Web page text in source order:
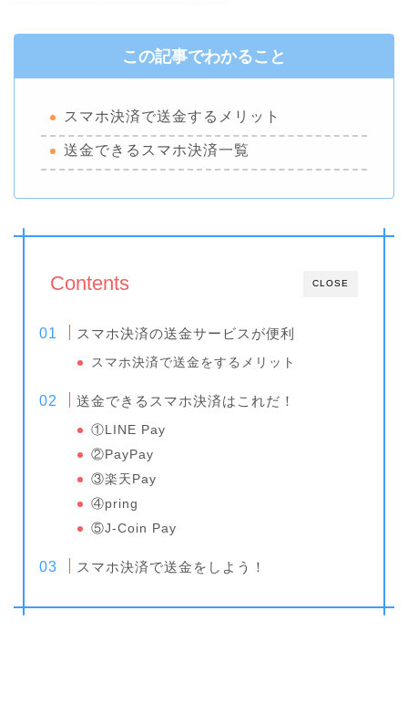
この記事でわかること
スマホ決済で送金するメリット
送金できるスマホ決済一覧
CLOSE
Contents
スマホ決済の送金サービスが便利
スマホ決済で送金をするメリット
送金できるスマホ決済はこれだ！
①LINE Pay
②PayPay
③楽天Pay
④pring
⑤J-Coin Pay
スマホ決済で送金をしよう！